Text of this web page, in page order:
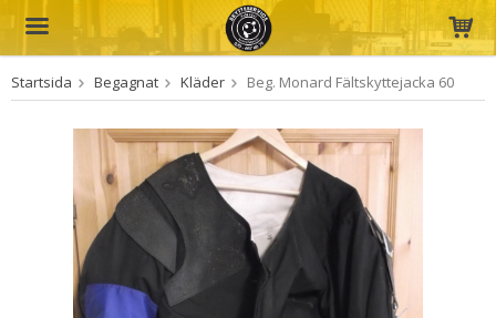
Produkten har blivit tillagd i varukorgen
Startsida Begagnat Kläder Beg. Monard Fältskyttejacka 60